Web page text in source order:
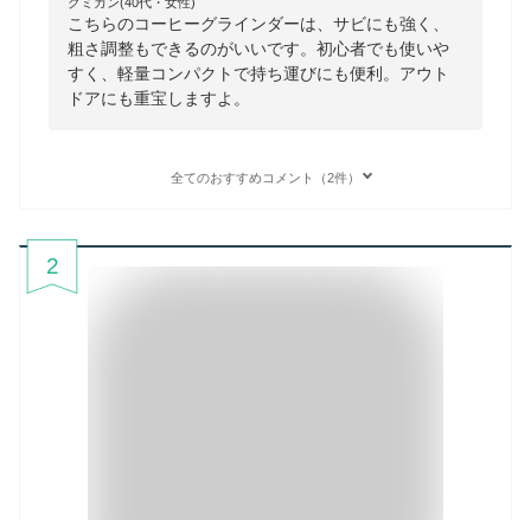
こちらのコーヒーグラインダーは、サビにも強く、
粗さ調整もできるのがいいです。初心者でも使いや
すく、軽量コンパクトで持ち運びにも便利。アウト
ドアにも重宝しますよ。
全てのおすすめコメント（2件）
2